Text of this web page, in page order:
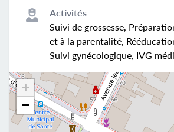
Activités
Suivi de grossesse,
et à la parentalité,
Suivi gynécologique, IVG
+
−